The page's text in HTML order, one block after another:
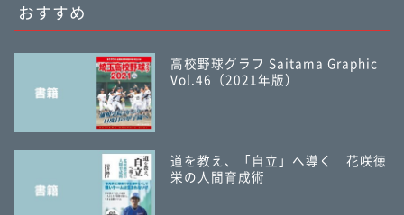
おすすめ
高校野球グラフ Saitama Graphic
Vol.46（2021年版）
道を教え、「自立」へ導く 花咲徳
栄の人間育成術